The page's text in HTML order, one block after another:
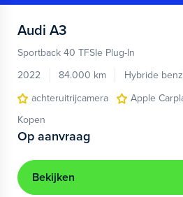
Audi A3
Sportback 40 TFSIe Plug-In
2022
84.000 km Hybride
achteruitrijcamera
Apple
Kopen
Op aanvraag
Bekijken